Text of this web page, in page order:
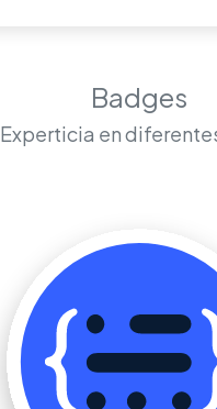
Badges
Experticia en